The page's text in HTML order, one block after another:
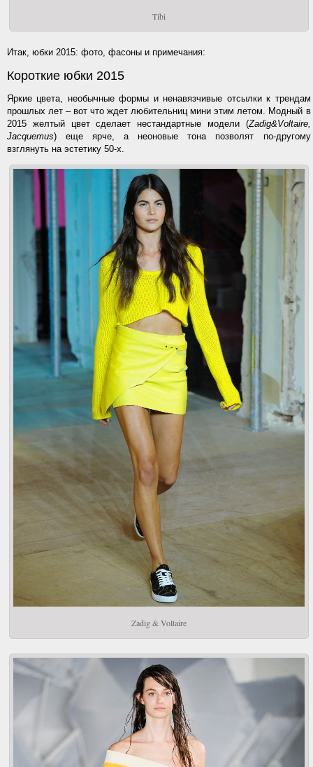
Tibi
Итак, юбки 2015: фото, фасоны и примечания:
Короткие юбки 2015
Яркие цвета, необычные формы и ненавязчивые отсылки к трендам
прошлых лет – вот что ждет любительниц мини этим летом. Модный в
2015 желтый цвет сделает нестандартные модели (Zadig&Voltaire,
Jacquemus) еще ярче, а неоновые тона позволят по-другому
взглянуть на эстетику 50-х.
Zadig & Voltaire